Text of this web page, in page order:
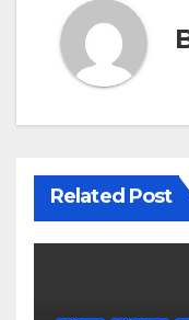
Related Post